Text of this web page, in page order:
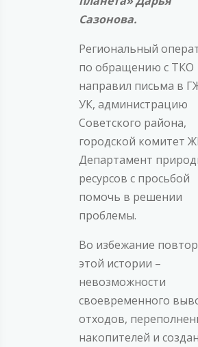
Сазонова.
Региональный
по обращению с ТКО
направил письма в
УК, администрацию
Советского района,
городской комитет
Департамент
ресурсов с просьбой
помочь в решении
проблемы.
Во избежание
этой истории –
невозможности
своевременного
отходов,
накопителей и